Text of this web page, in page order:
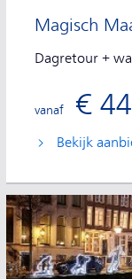
Magisch
Dagretour +
vanaf € 44
Bekijk